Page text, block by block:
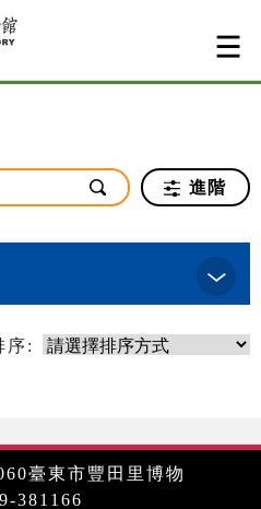
進階
序:
臺東市豐田里博物
381166